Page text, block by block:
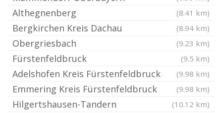
Althegnenberg (8.41 km)
Bergkirchen Kreis Dachau (8.94 km)
Obergriesbach (9.23 km)
Fürstenfeldbruck (9.5 km)
Adelshofen Kreis Fürstenfeldbruck (9.98 km)
Emmering Kreis Fürstenfeldbruck (9.98 km)
Hilgertshausen-Tandern (10.12 km)